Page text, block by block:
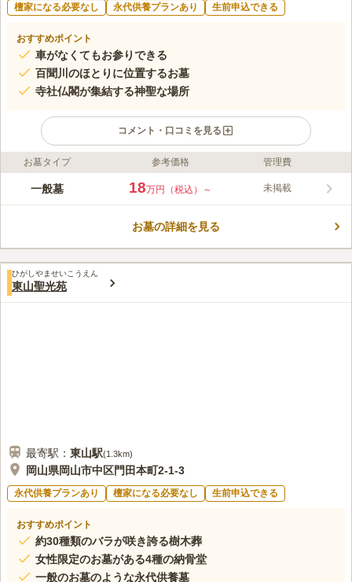
檀家になる必要なし 永代供養プランあり 生前申込できる
おすすめポイント
車がなくてもお参りできる
百聞川のほとりに位置するお墓
寺社仏閣が集結する神聖な場所
コメント・口コミを見る
ライフドット編集部のコメント
寺社仏閣が多く集まっている神聖な場所にある霊苑です。 山陽
お参りの後に散策をしてリフレッシュすることも可能です。 墓
口コミ評価
この霊園はまだ誰からも評価されていません。
お墓タイプ 参考価格 管理費
一般墓 18万円（税込）～ 未掲載
お墓の詳細を見る
ひがしやませいこうえん
東山聖光苑
最寄駅： 東山駅(1.3km)
岡山県岡山市中区門田本町2-1-3
永代供養プランあり 檀家になる必要なし 生前申込できる
おすすめポイント
約30種類のバラが咲き誇る樹木葬
女性限定のお墓がある4種の納骨堂
一般のお墓のような永代供養墓